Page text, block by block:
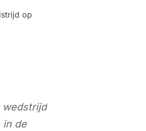
op
wedstrijd
in de